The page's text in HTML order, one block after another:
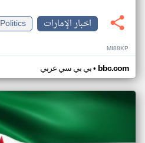
اخبار الإمارات
Politics
MI88KP
بي بي سي عربي• bbc.com